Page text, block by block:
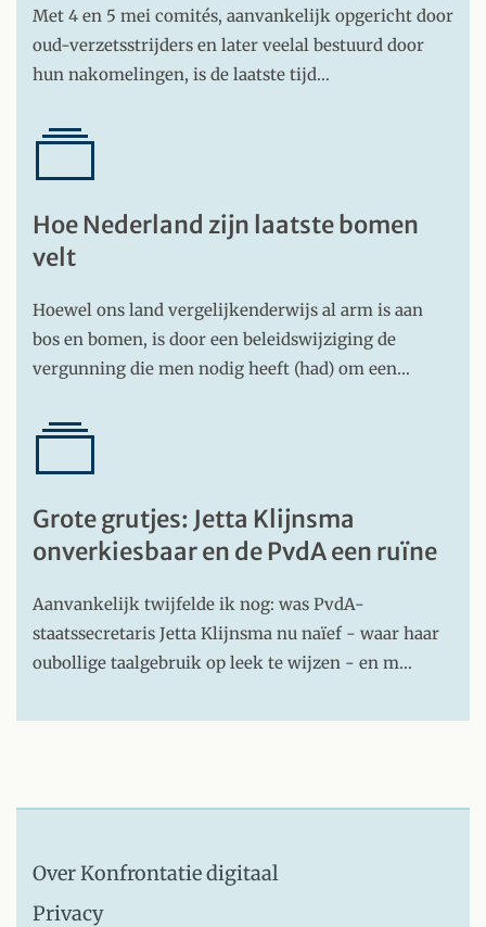
Met 4 en 5 mei comités, aanvankelijk opgericht door
oud-verzetsstrijders en later veelal bestuurd door
hun nakomelingen, is de laatste tijd…
Hoe Nederland zijn laatste bomen
velt
Hoewel ons land vergelijkenderwijs al arm is aan
bos en bomen, is door een beleidswijziging de
vergunning die men nodig heeft (had) om een…
Grote grutjes: Jetta Klijnsma
onverkiesbaar en de PvdA een ruïne
Aanvankelijk twijfelde ik nog: was PvdA-
staatssecretaris Jetta Klijnsma nu naïef - waar haar
oubollige taalgebruik op leek te wijzen - en m…
Over Konfrontatie digitaal
Privacy